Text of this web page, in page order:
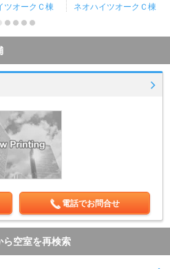
ツオークＣ棟 ネオハイツオークＣ棟
電話でお問合せ
ら空室を再検索